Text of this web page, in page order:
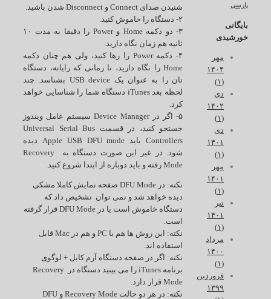
شنیدن صدای Connect و Disconnect شدن باشید.
۳- دو دکمه Home و Power را دقیقا به مدت ۱۰
ثانیه هم زمان نگاه دارید.
۴- دکمه Power را رها کنید، ولی هم چنان دکمه
Home را نگاه دارید، تا زمانی که رایانه، دستگاه
تان را به عنوان یک USB device بشناسد. چند
لحظه بعد iTunes دستگاه شما را شناسایی خواهد
کرد.
۵- اگر در Device Manager سیستم عامل ویندوز
جستجو کنید، در قسمت Universal Serial Bus
Controllers باید Apple USB DFU mode دیده
شود. در غیر این صورت دستگاه به Recovery
Mode رفته و باید دوباره از ابتدا شروع کنید.
نکته: در DFU Mode صفحه نمایش کاملا مشکی
دیده خواهد شد و نمی توان تشخیص داد که
دستگاه خاموش است یا در DFU Mode قرار گرفته
است.
نکته: این روش ها هم با PC و هم در Mac قابل
استفاده اند.
نکته: اگر در صفحه دستگاه آرم کابل + لوگوی
برنامه iTunes را می بینید دستگاه در Recovery
Mode قرار دارد.
نکته: در هر دو حالت Recovery Mode و DFU
پارسی
بایگانی
خورشیدی
مهر
۱۴۰۴
دی
۱۴۰۲
دی
۱۴۰۱
مهر
۱۴۰۱
تیر
۱۴۰۱
مرداد
۱۴۰۰
فروردین
۱۳۹۹